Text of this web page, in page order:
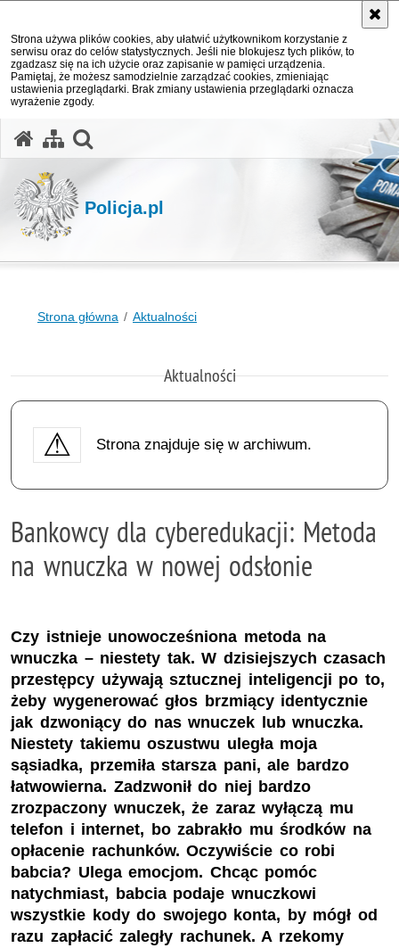
Strona używa plików cookies, aby ułatwić użytkownikom korzystanie z
serwisu oraz do celów statystycznych. Jeśli nie blokujesz tych plików, to
zgadzasz się na ich użycie oraz zapisanie w pamięci urządzenia.
Pamiętaj, że możesz samodzielnie zarządzać cookies, zmieniając
ustawienia przeglądarki. Brak zmiany ustawienia przeglądarki oznacza
wyrażenie zgody.
Policja.pl
Strona główna Aktualności
Aktualności
Strona znajduje się w archiwum.
Bankowcy dla cyberedukacji: Metoda
na wnuczka w nowej odsłonie
Czy istnieje unowocześniona metoda na
wnuczka – niestety tak. W dzisiejszych czasach
przestępcy używają sztucznej inteligencji po to,
żeby wygenerować głos brzmiący identycznie
jak dzwoniący do nas wnuczek lub wnuczka.
Niestety takiemu oszustwu uległa moja
sąsiadka, przemiła starsza pani, ale bardzo
łatwowierna. Zadzwonił do niej bardzo
zrozpaczony wnuczek, że zaraz wyłączą mu
telefon i internet, bo zabrakło mu środków na
opłacenie rachunków. Oczywiście co robi
babcia? Ulega emocjom. Chcąc pomóc
natychmiast, babcia podaje wnuczkowi
wszystkie kody do swojego konta, by mógł od
razu zapłacić zaległy rachunek. A rzekomy